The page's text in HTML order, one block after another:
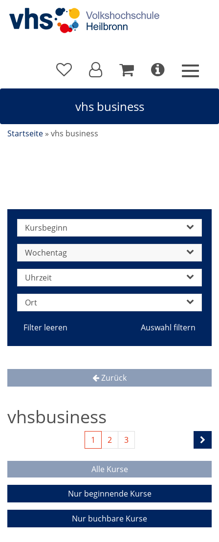
vhs business
Startseite » vhs business
Kursbeginn
Wochentag
Uhrzeit
Ort
Filter leeren
Zurück
vhsbusiness
1 2 3
Alle Kurse
Nur beginnende Kurse
Nur buchbare Kurse